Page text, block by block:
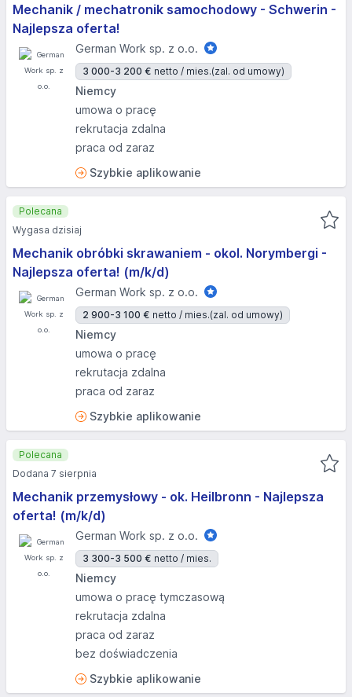
Mechanik / mechatronik samochodowy - Schwerin -
Najlepsza oferta!
German Work sp. z o.o.
3 000-3 200 € netto / mies.(zal. od umowy)
Niemcy
umowa o pracę
rekrutacja zdalna
praca od zaraz
Szybkie aplikowanie
Mechanik obróbki skrawaniem - okol. Norymbergi -
Najlepsza oferta! (m/k/d)
German Work sp. z o.o.
2 900-3 100 € netto / mies.(zal. od umowy)
Niemcy
umowa o pracę
rekrutacja zdalna
praca od zaraz
Szybkie aplikowanie
Polecana
Wygasa dzisiaj
Mechanik przemysłowy - ok. Heilbronn - Najlepsza
oferta! (m/k/d)
German Work sp. z o.o.
3 300-3 500 € netto / mies.
Niemcy
umowa o pracę tymczasową
rekrutacja zdalna
praca od zaraz
bez doświadczenia
Szybkie aplikowanie
Polecana
Dodana 7 sierpnia